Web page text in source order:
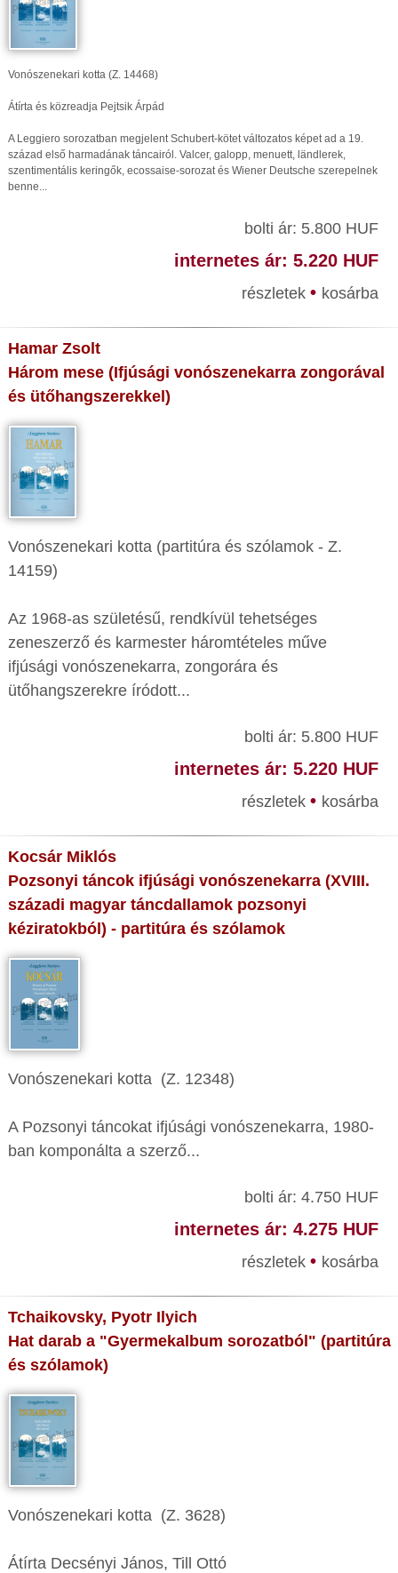
Vonószenekari kotta (Z. 14468)
Átírta és közreadja Pejtsik Árpád
A Leggiero sorozatban megjelent Schubert-kötet változatos képet ad a 19.
század első harmadának táncairól. Valcer, galopp, menuett, ländlerek,
szentimentális keringők, ecossaise-sorozat és Wiener Deutsche szerepelnek
benne...
bolti ár: 5.800 HUF
internetes ár: 5.220 HUF
részletek • kosárba
Hamar Zsolt
Három mese (Ifjúsági vonószenekarra zongorával
és ütőhangszerekkel)
Vonószenekari kotta (partitúra és szólamok - Z.
14159)
Az 1968-as születésű, rendkívül tehetséges
zeneszerző és karmester háromtételes műve
ifjúsági vonószenekarra, zongorára és
ütőhangszerekre íródott...
bolti ár: 5.800 HUF
internetes ár: 5.220 HUF
részletek • kosárba
Kocsár Miklós
Pozsonyi táncok ifjúsági vonószenekarra (XVIII.
századi magyar táncdallamok pozsonyi
kéziratokból) - partitúra és szólamok
Vonószenekari kotta (Z. 12348)
A Pozsonyi táncokat ifjúsági vonószenekarra, 1980-
ban komponálta a szerző...
bolti ár: 4.750 HUF
internetes ár: 4.275 HUF
részletek • kosárba
Tchaikovsky, Pyotr Ilyich
Hat darab a "Gyermekalbum sorozatból" (partitúra
és szólamok)
Vonószenekari kotta (Z. 3628)
Átírta Decsényi János, Till Ottó